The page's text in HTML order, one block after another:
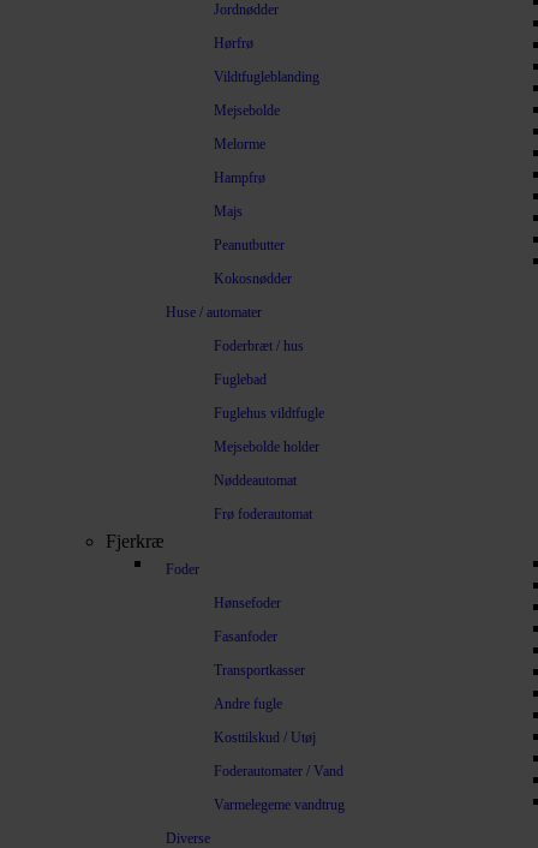
Jordnødder
Hørfrø
Vildtfugleblanding
Mejsebolde
Melorme
Hampfrø
Majs
Peanutbutter
Kokosnødder
Huse / automater
Foderbræt / hus
Fuglebad
Fuglehus vildtfugle
Mejsebolde holder
Nøddeautomat
Frø foderautomat
Fjerkræ
Foder
Hønsefoder
Fasanfoder
Transportkasser
Andre fugle
Kosttilskud / Utøj
Foderautomater / Vand
Varmelegeme vandtrug
Diverse